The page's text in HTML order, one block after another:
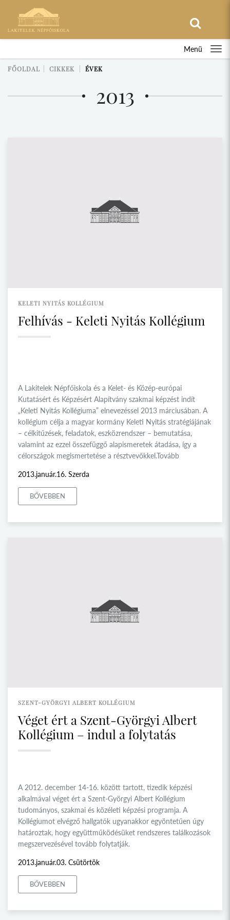
Menü
FŐOLDAL CIKKEK ÉVEK
2013
KELETI NYITÁS KOLLÉGIUM
Felhívás - Keleti Nyitás Kollégium
A Lakitelek Népfőiskola és a Kelet- és Közép-európai
Kutatásért és Képzésért Alapítvány szakmai képzést indít
„Keleti Nyitás Kollégiuma” elnevezéssel 2013 márciusában. A
kollégium célja a magyar kormány Keleti Nyitás stratégiájának
– célkitűzések, feladatok, eszközrendszer – bemutatása,
valamint az ezzel összefüggő alapismeretek átadása, így a
célországok megismertetése a résztvevőkkel.Tovább
2013.január.16. Szerda
BŐVEBBEN
SZENT-GYÖRGYI ALBERT KOLLÉGIUM
Véget ért a Szent-Györgyi Albert
Kollégium – indul a folytatás
A 2012. december 14-16. között tartott, tizedik képzési
alkalmával véget ért a Szent-Györgyi Albert Kollégium
tudományos, szakmai és közéleti képzési programja. A
Kollégiumot elvégző hallgatók ugyanakkor egyöntetűen úgy
határoztak, hogy együttműködésüket rendszeres találkozások
megszervezésével tovább folytatják.
2013.január.03. Csütörtök
BŐVEBBEN